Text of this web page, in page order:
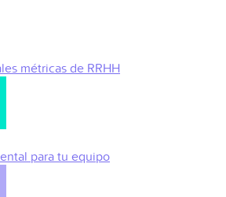
métricas de RRHH
para tu equipo